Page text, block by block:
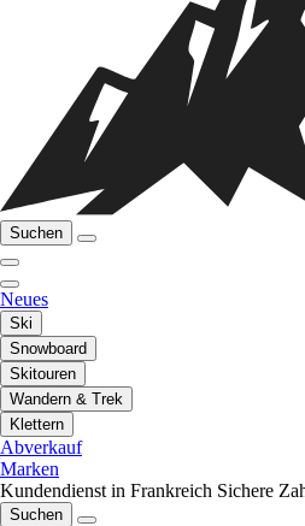
Suchen
Neues
Ski
Snowboard
Skitouren
Wandern & Trek
Klettern
Abverkauf
Marken
Kundendienst in Frankreich Sichere
Suchen